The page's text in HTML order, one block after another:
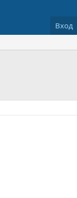
Вход